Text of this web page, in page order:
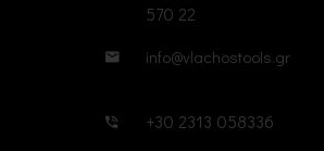
570 22
info@vlachostools.gr
+30 2313 058336